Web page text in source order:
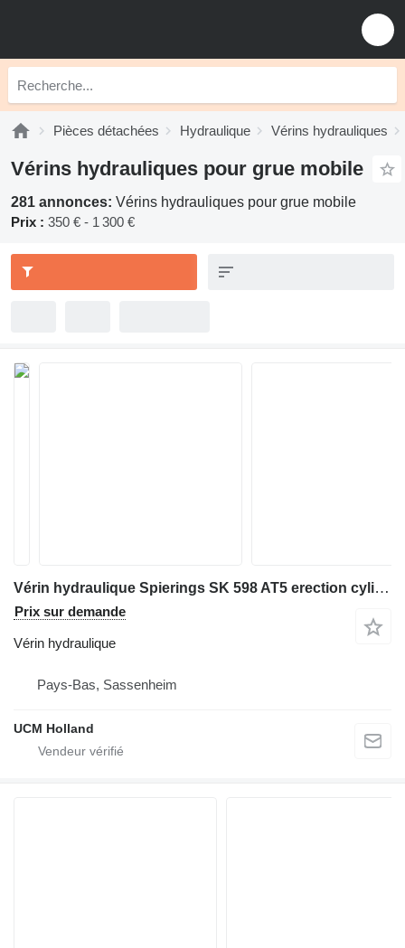
Pièces détachées Hydraulique Vérins hydrauliques
Vérins hydrauliques pour grue mobile
281 annonces: Vérins hydrauliques pour grue mobile
Prix : 350 € - 1 300 €
Vérin hydraulique Spierings SK 598 AT5 erection cylinder pour grue mobile
Prix sur demande
Vérin hydraulique
Pays-Bas, Sassenheim
UCM Holland